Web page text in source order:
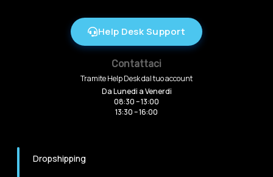
Help Desk Support
Contattaci
Tramite Help Desk dal tuo account
Da Lunedi a Venerdi
08:30 – 13:00
13:30 – 16:00
Dropshipping